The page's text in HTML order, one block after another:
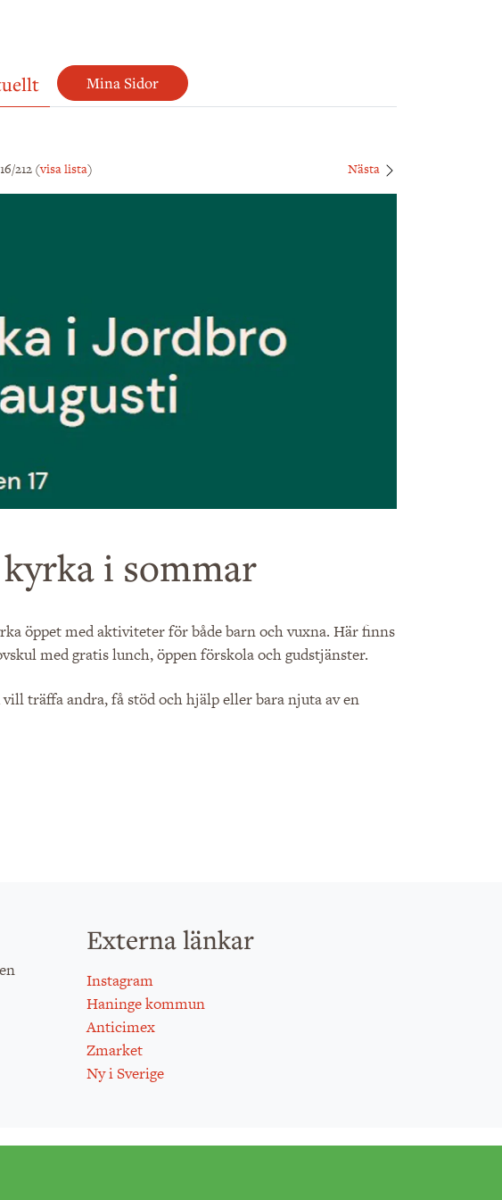
Mina Sidor
16/212 (visa lista) Nästa
i sommar
öppet med aktiviteter för både barn och vuxna. Här finns
med gratis lunch, öppen förskola och gudstjänster.
träffa andra, få stöd och hjälp eller bara njuta av en
Externa länkar
Instagram
Haninge kommun
Anticimex
Zmarket
Ny i Sverige